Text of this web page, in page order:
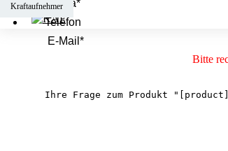
Kraftaufnehmer
Bitte